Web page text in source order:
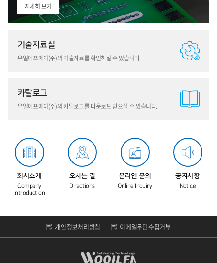
자세히 보기
기술자료실
우일에프에이(주)의 기술자료를 확인하실 수 있습니다.
카탈로그
우일에프에이(주)의 카탈로그를 다운로드 받으실 수 있습니다.
회사소개
Company
Introduction
오시는 길
Directions
온라인 문의
Online Inquiry
공지사항
Notice
개인정보처리방침 이메일무단수집거부